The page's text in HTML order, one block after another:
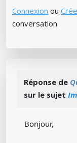
Connexion ou
conversation.
Réponse de
sur le sujet
Bonjour,